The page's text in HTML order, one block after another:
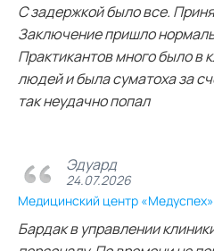
С задержкой было все.
Заключение пришло
Практикантов много было в
людей и была суматоха за
так неудачно попал
Эдуард
24.07.2026
Медицинский центр
Бардак в управлении